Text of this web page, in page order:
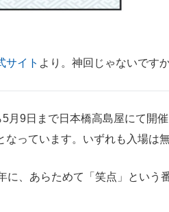
サイト より。神回じゃないです
9日まで日本橋高島屋にて開
っています。いずれも入場は無
、あらためて「笑点」という